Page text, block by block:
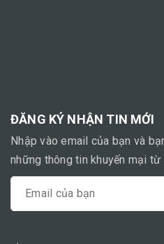
ĐĂNG KÝ NHẬN TIN MỚI
Nhập vào email của bạn và
những thông tin khuyến mại từ